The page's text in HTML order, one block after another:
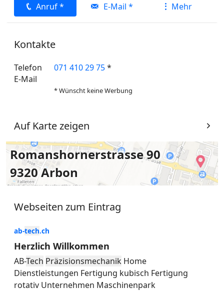
Anruf * E-Mail * Mehr
Kontakte
Telefon 071 410 29 75*
E-Mail
* Wünscht keine Werbung
Auf Karte zeigen
Romanshornerstrasse 90
9320 Arbon
Webseiten zum Eintrag
ab-tech.ch
Herzlich Willkommen
AB-Tech Präzisionsmechanik Home
Dienstleistungen Fertigung kubisch Fertigung
rotativ Unternehmen Maschinenpark